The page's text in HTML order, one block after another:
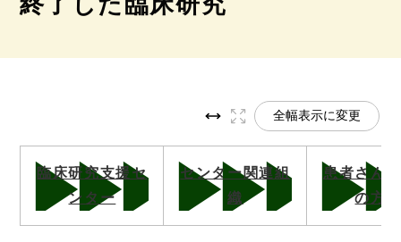
全幅表示に変更
臨床研究支援セ
ンター
センター関連組
織
患者さん
の方